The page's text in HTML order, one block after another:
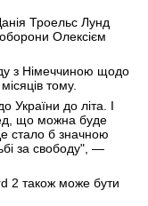
Троельс Лунд
Олексієм
з Німеччиною щодо
тому.
України до літа. І
що можна буде
стало б значною
за свободу", —
2 також може бути